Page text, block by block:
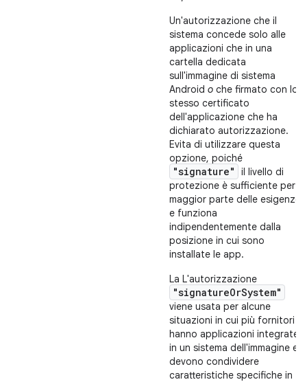
Un'autorizzazione che il
sistema concede solo alle
applicazioni che in una
cartella dedicata
sull'immagine di sistema
Android o che firmato con lo
stesso certificato
dell'applicazione che ha
dichiarato autorizzazione.
Evita di utilizzare questa
opzione, poiché
"signature"
il livello di
protezione è sufficiente per la
maggior parte delle esigenze
e funziona
indipendentemente dalla
posizione in cui sono
installate le app.
La L'autorizzazione
"signatureOrSystem"
viene usata per alcune
situazioni in cui più fornitori
hanno applicazioni integrate
in un sistema dell'immagine e
devono condividere
caratteristiche specifiche in